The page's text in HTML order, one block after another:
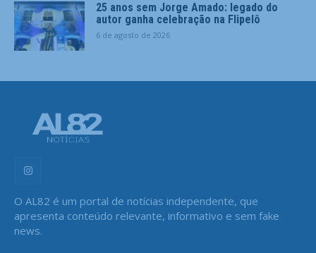
25 anos sem Jorge Amado: legado do
autor ganha celebração na Flipelô
6 de agosto de 2026
O AL82 é um portal de notícias independente, que
apresenta conteúdo relevante, informativo e sem fake
news.